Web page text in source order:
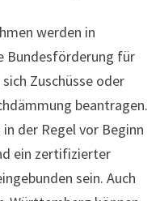
werden in
Bundesförderung für
Zuschüsse oder
beantragen.
der Regel vor Beginn
ein zertifizierter
sein. Auch